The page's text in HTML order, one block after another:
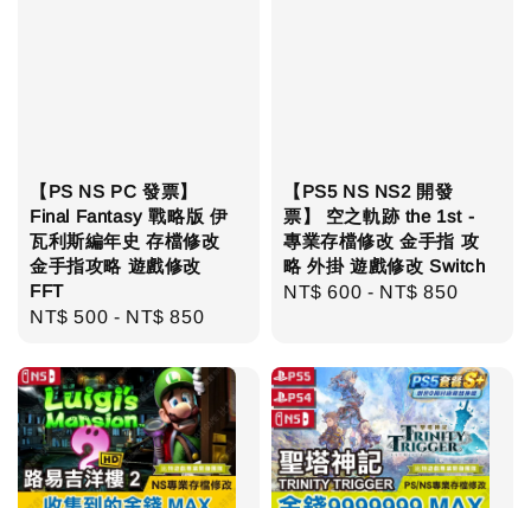
【PS NS PC 發票】
Final Fantasy 戰略版 伊
瓦利斯編年史 存檔修改
金手指攻略 遊戲修改
FFT
Regular
NT$ 500 - NT$ 850
【PS5 NS NS2 開發
票】 空之軌跡 the 1st -
專業存檔修改 金手指 攻
略 外掛 遊戲修改 Switch
Regular
NT$ 600 - NT$ 850